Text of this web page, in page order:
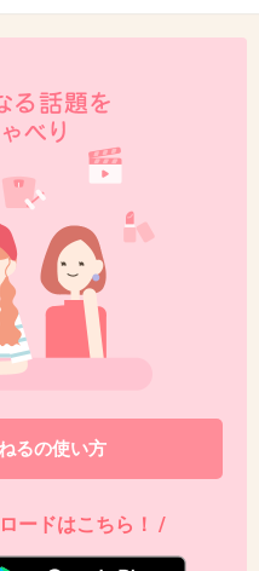
るの使い方
ードはこちら！ /